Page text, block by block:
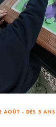
AOÛT - DÈS 5 ANS